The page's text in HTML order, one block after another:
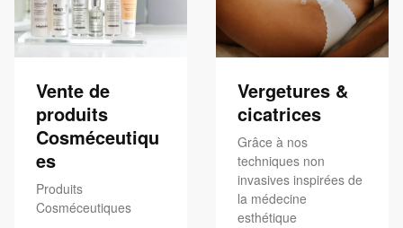
Vente de
produits
Cosméceutiqu
es
Produits
Cosméceutiques
Vergetures &
cicatrices
Grâce à nos
techniques non
invasives inspirées de
la médecine
esthétique